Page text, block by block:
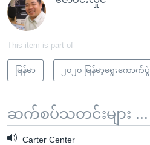
This item is part of
မြန်မာ ၂၀၂၀ မြန်မာ့ရွေးကောက်ပွဲ
ဆက်စပ်သတင်းများ ...
Carter Center